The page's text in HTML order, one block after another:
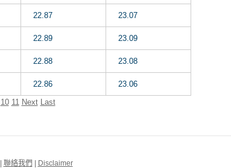
22.87 23.07
22.89 23.09
22.88 23.08
22.86
23.06
10 11 Next Last
聯絡我們 Disclaimer